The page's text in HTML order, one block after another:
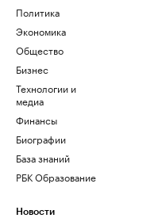
Политика
Экономика
Общество
Бизнес
Технологии и
медиа
Финансы
Биографии
База знаний
РБК Образование
Новости